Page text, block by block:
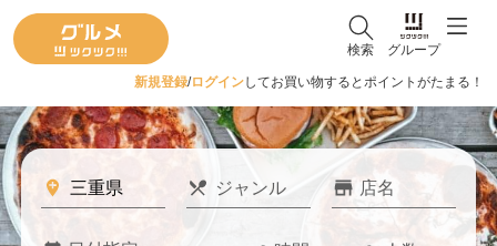
検索 グループ
新規登録/ログインしてお買い物するとポイントがたまる！